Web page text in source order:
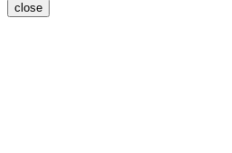
close